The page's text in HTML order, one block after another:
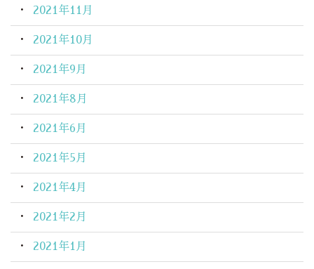
2021年11月
2021年10月
2021年9月
2021年8月
2021年6月
2021年5月
2021年4月
2021年2月
2021年1月